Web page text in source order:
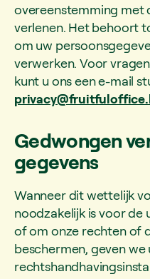
overeenstemming met
verlenen. Het behoort
om uw
verwerken. Voor
kunt u ons een e-mail
Gedwongen
gegevens
Wanneer dit wettelijk
noodzakelijk is voor de
of om onze rechten of
beschermen, geven